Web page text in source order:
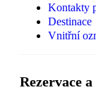
Kontakty
Destinace
Vnitřní
Rezervace